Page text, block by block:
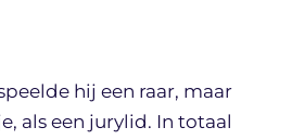
hij een raar, maar
als een jurylid. In totaal